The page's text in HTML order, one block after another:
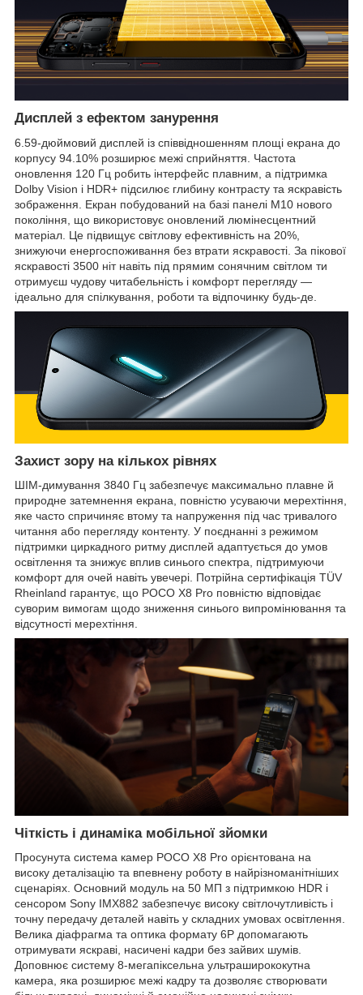
Дисплей з ефектом занурення
6.59-дюймовий дисплей із співвідношенням площі екрана до
корпусу 94.10% розширює межі сприйняття. Частота
оновлення 120 Гц робить інтерфейс плавним, а підтримка
Dolby Vision і HDR+ підсилює глибину контрасту та яскравість
зображення. Екран побудований на базі панелі M10 нового
покоління, що використовує оновлений люмінесцентний
матеріал. Це підвищує світлову ефективність на 20%,
знижуючи енергоспоживання без втрати яскравості. За пікової
яскравості 3500 ніт навіть під прямим сонячним світлом ти
отримуєш чудову читабельність і комфорт перегляду —
ідеально для спілкування, роботи та відпочинку будь-де.
Захист зору на кількох рівнях
ШІМ-димування 3840 Гц забезпечує максимально плавне й
природне затемнення екрана, повністю усуваючи мерехтіння,
яке часто спричиняє втому та напруження під час тривалого
читання або перегляду контенту. У поєднанні з режимом
підтримки циркадного ритму дисплей адаптується до умов
освітлення та знижує вплив синього спектра, підтримуючи
комфорт для очей навіть увечері. Потрійна сертифікація TÜV
Rheinland гарантує, що POCO X8 Pro повністю відповідає
суворим вимогам щодо зниження синього випромінювання та
відсутності мерехтіння.
Чіткість і динаміка мобільної зйомки
Просунута система камер POCO X8 Pro орієнтована на
високу деталізацію та впевнену роботу в найрізноманітніших
сценаріях. Основний модуль на 50 МП з підтримкою HDR і
сенсором Sony IMX882 забезпечує високу світлочутливість і
точну передачу деталей навіть у складних умовах освітлення.
Велика діафрагма та оптика формату 6P допомагають
отримувати яскраві, насичені кадри без зайвих шумів.
Доповнює систему 8-мегапіксельна ультраширококутна
камера, яка розширює межі кадру та дозволяє створювати